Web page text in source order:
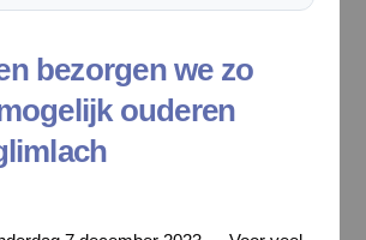
bezorgen we zo
ouderen